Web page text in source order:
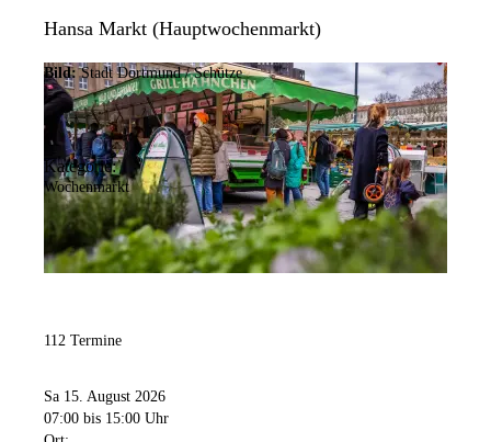
Hansa Markt (Hauptwochenmarkt)
Bild: Stadt Dortmund / Schütze
Kategorie:
Wochenmarkt
112 Termine
Sa 15. August 2026
07:00 bis 15:00 Uhr